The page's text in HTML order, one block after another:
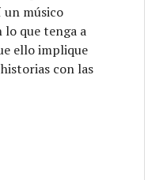
un músico
lo que tenga a
ello implique
con las
con Ay Gregorio!